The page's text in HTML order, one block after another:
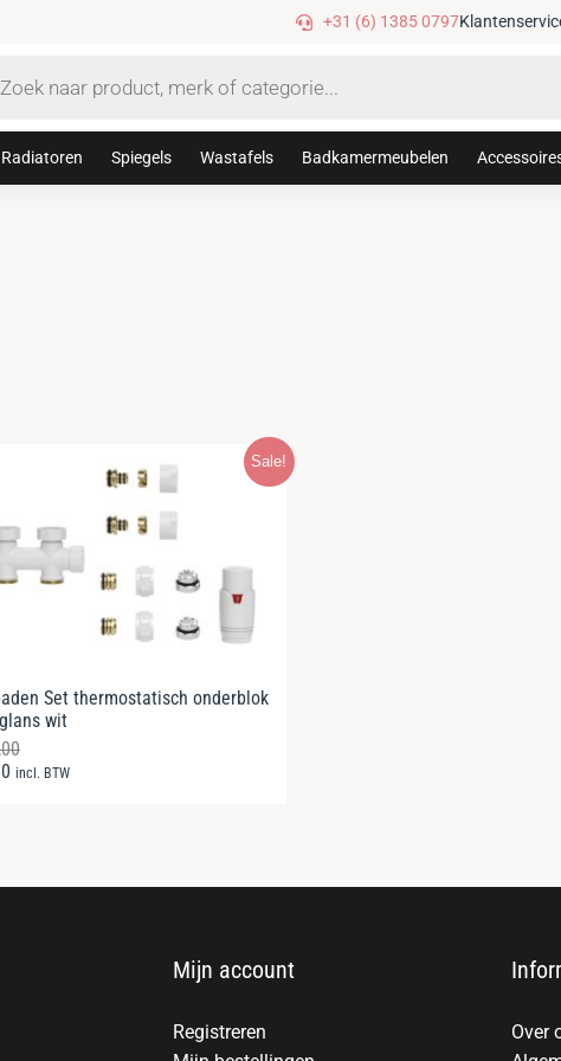
+31 (6) 1385 0797
Radiatoren Spiegels Wastafels Badkamermeubelen
Sale!
Set thermostatisch onderblok
wit
incl. BTW
Mijn account
Registreren
Over